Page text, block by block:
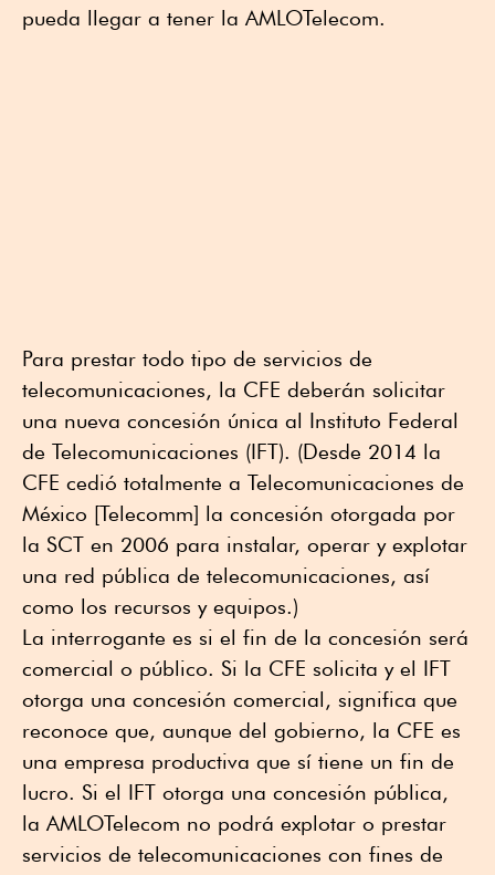
pueda llegar a tener la AMLOTelecom.
Para prestar todo tipo de servicios de
telecomunicaciones, la CFE deberán solicitar
una nueva concesión única al Instituto Federal
de Telecomunicaciones (IFT). (Desde 2014 la
CFE cedió totalmente a Telecomunicaciones de
México [Telecomm] la concesión otorgada por
la SCT en 2006 para instalar, operar y explotar
una red pública de telecomunicaciones, así
como los recursos y equipos.)
La interrogante es si el fin de la concesión será
comercial o público. Si la CFE solicita y el IFT
otorga una concesión comercial, significa que
reconoce que, aunque del gobierno, la CFE es
una empresa productiva que sí tiene un fin de
lucro. Si el IFT otorga una concesión pública,
la AMLOTelecom no podrá explotar o prestar
servicios de telecomunicaciones con fines de